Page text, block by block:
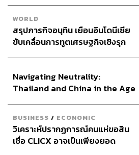
WORLD
สรุปภารกิจอนุทิน เยือนอินโดนีเซีย
ขับเคลื่อนการทูตเศรษฐกิจเชิงรุก
Navigating Neutrality:
Thailand and China in the Age
BUSINESS / ECONOMIC
วิเคราะห์ปรากฏการณ์คนแห่ขอสิน
เชื่อ CLICX อาจเป็นเพียงยอด